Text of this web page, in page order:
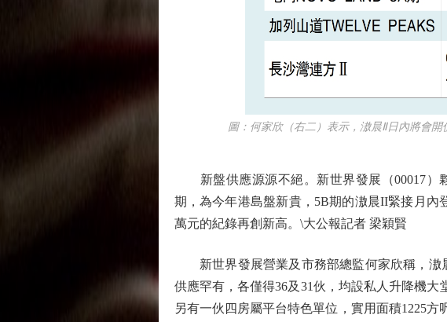
圖：何家欣（右二）表示，滶晨Ⅱ日內將會開
新盤供應源源不絕。新世界發展（00017）
期，為今年港島盤新貴，5B期的滶晨II緊接月
萬元的紀錄再創新高。\大公報記者 梁穎賢
新世界發展營業及市務部總監何家欣稱，滶
供應罕有，各僅得36及31伙，均設私人升降機大
另有一伙四房屬平台特色單位，實用面積1225方